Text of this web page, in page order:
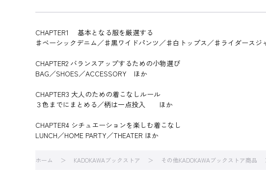
CHAPTER1 基本となる服を厳選する
♯ベーシックデニム／♯黒ワイドパンツ／♯白トップス／♯ライダース
CHAPTER2 バランスアップするための小物選び
BAG／SHOES／ACCESSORY ほか
CHAPTER3 大人のための着こなしルール
３色までにまとめる／柄は一点投入 ほか
CHAPTER4 シチュエーションを楽しむ着こなし
LUNCH／HOME PARTY／THEATER ほか
ホーム KADOKAWAブックストア その他KADOKAWAブックストア商品